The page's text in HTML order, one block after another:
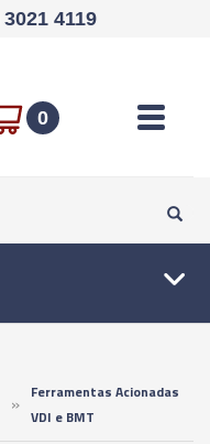
3021 4119
0 Toggle
» Ferramentas Acionadas
VDI e BMT